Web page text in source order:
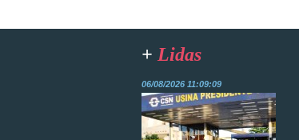
+ Lidas
06/08/2026 11:09:09